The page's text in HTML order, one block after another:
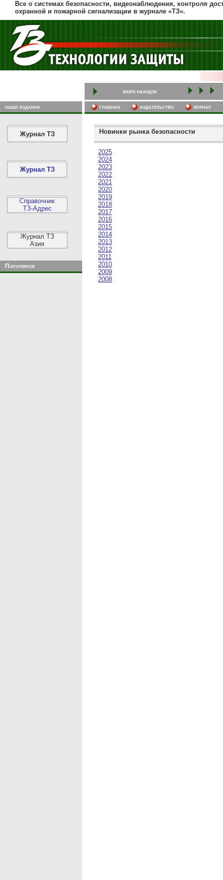
Все о системах безопасности, видеонаблюдения, контроля
охранной и пожарной сигнализации в журнале «ТЗ».
бюро находок
наши издания главная издательство журнал
Журнал ТЗ
Журнал ТЗ
Справочник
ТЗ-Адрес
Журнал ТЗ
Азия
Популярное
Новинки рынка безопасности
2025
2024
2023
2022
2021
2020
2019
2018
2017
2016
2015
2014
2013
2012
2011
2010
2009
2008